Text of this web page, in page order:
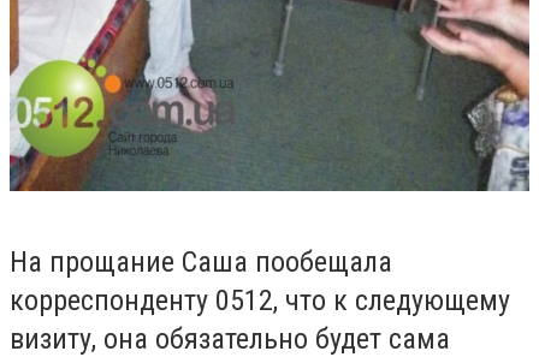
На прощание Саша пообещала
корреспонденту 0512, что к следующему
визиту, она обязательно будет сама